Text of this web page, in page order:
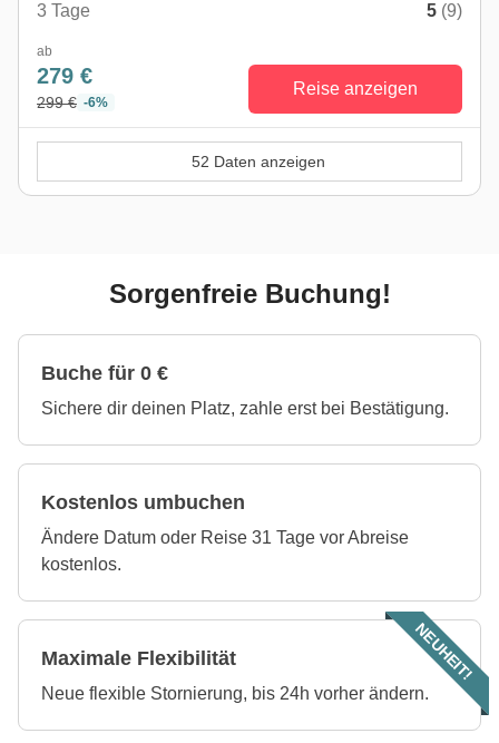
3 Tage 5 (9)
ab
279 €
299 € -6%
Reise anzeigen
52 Daten anzeigen
Sorgenfreie Buchung!
Buche für 0 €
Sichere dir deinen Platz, zahle erst bei Bestätigung.
Kostenlos umbuchen
Ändere Datum oder Reise 31 Tage vor Abreise
kostenlos.
NEUHEIT!
Maximale Flexibilität
Neue flexible Stornierung, bis 24h vorher ändern.